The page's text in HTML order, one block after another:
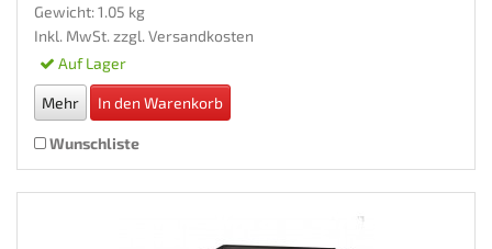
Gewicht: 1.05 kg
Inkl. MwSt. zzgl. Versandkosten
Auf Lager
Mehr In den Warenkorb
Wunschliste